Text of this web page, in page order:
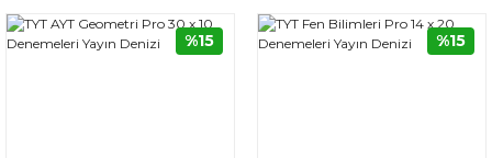
%15 %15